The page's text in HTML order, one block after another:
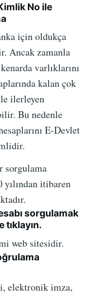
No ile
için oldukça
Ancak zamanla
varlıklarını
kalan çok
ilerleyen
Bu nedenle
E-Devlet
sorgulama
itibaren
sorgulamak
tıklayın.
web sitesidir.
elektronik imza,